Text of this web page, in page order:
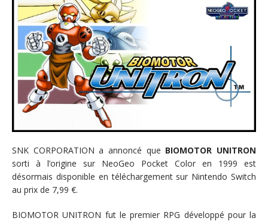
SNK CORPORATION a annoncé que BIOMOTOR UNITRON
sorti à l’origine sur NeoGeo Pocket Color en 1999 est
désormais disponible en téléchargement sur Nintendo Switch
au prix de 7,99 €.
BIOMOTOR UNITRON fut le premier RPG développé pour la